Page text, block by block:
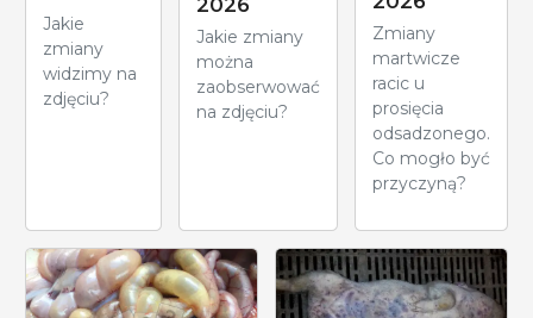
Jakie
zmiany
widzimy na
zdjęciu?
Jakie zmiany
można
zaobserwować
na zdjęciu?
Zmiany
martwicze
racic u
prosięcia
odsadzonego.
Co mogło być
przyczyną?